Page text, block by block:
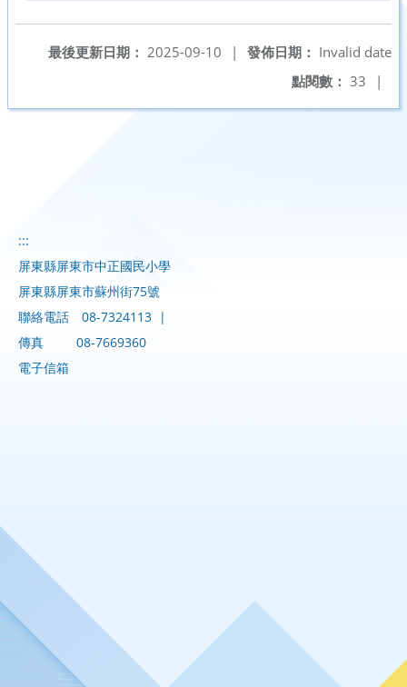
發佈日期： Invalid date
最後更新日期： 2025-09-10
|
點閱數： 33 |
:::
屏東縣屏東市中正國民小學
屏東縣屏東市蘇州街75號
聯絡電話
08-7324113 |
傳真
08-7669360
電子信箱